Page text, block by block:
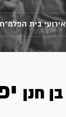
אירועי בית הפלמ"ח
בן חנן